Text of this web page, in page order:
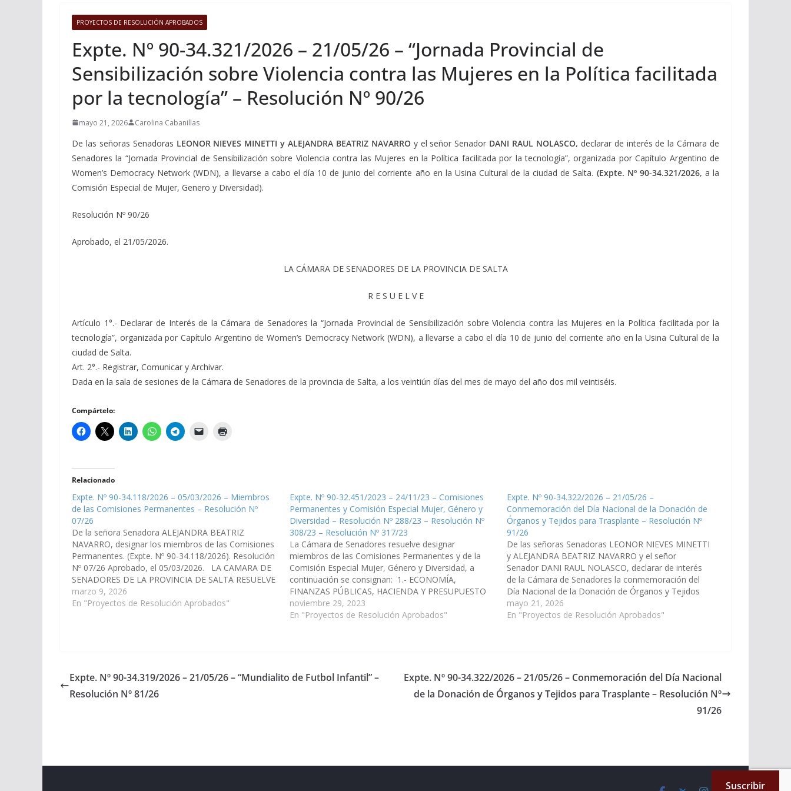
PROYECTOS DE RESOLUCIÓN APROBADOS
Expte. Nº 90-34.321/2026 – 21/05/26 – “Jornada Provincial de
Sensibilización sobre Violencia contra las Mujeres en la Política facilitada
por la tecnología” – Resolución Nº 90/26
mayo 21, 2026 Carolina Cabanillas
De las señoras Senadoras LEONOR NIEVES MINETTI y ALEJANDRA BEATRIZ NAVARRO y el señor Senador DANI RAUL NOLASCO, declarar de interés de la Cámara de
Senadores la “Jornada Provincial de Sensibilización sobre Violencia contra las Mujeres en la Política facilitada por la tecnología”, organizada por Capítulo Argentino de
Women’s Democracy Network (WDN), a llevarse a cabo el día 10 de junio del corriente año en la Usina Cultural de la ciudad de Salta. (Expte. Nº 90-34.321/2026, a la
Comisión Especial de Mujer, Genero y Diversidad).
Resolución Nº 90/26
Aprobado, el 21/05/2026.
LA CÁMARA DE SENADORES DE LA PROVINCIA DE SALTA
R E S U E L V E
Artículo 1°.- Declarar de Interés de la Cámara de Senadores la “Jornada Provincial de Sensibilización sobre Violencia contra las Mujeres en la Política facilitada por la
tecnología”, organizada por Capítulo Argentino de Women’s Democracy Network (WDN), a llevarse a cabo el día 10 de junio del corriente año en la Usina Cultural de la
ciudad de Salta.
Art. 2°.- Registrar, Comunicar y Archivar.
Dada en la sala de sesiones de la Cámara de Senadores de la provincia de Salta, a los veintiún días del mes de mayo del año dos mil veintiséis.
Compártelo:
Relacionado
Expte. Nº 90-34.118/2026 – 05/03/2026 – Miembros
de las Comisiones Permanentes – Resolución Nº
07/26
De la señora Senadora ALEJANDRA BEATRIZ
NAVARRO, designar los miembros de las Comisiones
Permanentes. (Expte. Nº 90-34.118/2026). Resolución
Nº 07/26 Aprobado, el 05/03/2026. LA CAMARA DE
SENADORES DE LA PROVINCIA DE SALTA RESUELVE
Articulo 1°.- Designar miembros de las siguientes
Comisiones Permanentes, a los Señores Senadores
marzo 9, 2026
En "Proyectos de Resolución Aprobados"
Expte. Nº 90-32.451/2023 – 24/11/23 – Comisiones
Permanentes y Comisión Especial Mujer, Género y
Diversidad – Resolución Nº 288/23 – Resolución Nº
308/23 – Resolución Nº 317/23
La Cámara de Senadores resuelve designar
miembros de las Comisiones Permanentes y de la
Comisión Especial Mujer, Género y Diversidad, a
continuación se consignan: 1.- ECONOMÍA,
FINANZAS PÚBLICAS, HACIENDA Y PRESUPUESTO
CURA, Juan Cruz LAPAD, Mashur SOTO, Jorge SALVA,
Leopoldo Arsenio PAILLER, Manuel Oscar CRUZ,
noviembre 29, 2023
En "Proyectos de Resolución Aprobados"
Expte. Nº 90-34.322/2026 – 21/05/26 –
Conmemoración del Día Nacional de la Donación de
Órganos y Tejidos para Trasplante – Resolución Nº
91/26
De las señoras Senadoras LEONOR NIEVES MINETTI
y ALEJANDRA BEATRIZ NAVARRO y el señor
Senador DANI RAUL NOLASCO, declarar de interés
de la Cámara de Senadores la conmemoración del
Día Nacional de la Donación de Órganos y Tejidos
para Trasplante, que se celebra el 30 de mayo de
cada año en nuestro…
mayo 21, 2026
En "Proyectos de Resolución Aprobados"
Expte. Nº 90-34.319/2026 – 21/05/26 – “Mundialito de Futbol Infantil” –
Resolución Nº 81/26
Expte. Nº 90-34.322/2026 – 21/05/26 – Conmemoración del Día Nacional
de la Donación de Órganos y Tejidos para Trasplante – Resolución Nº
91/26
Suscribir